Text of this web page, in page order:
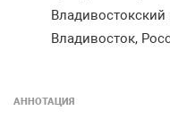
Владивостокский
Владивосток,
АННОТАЦИЯ